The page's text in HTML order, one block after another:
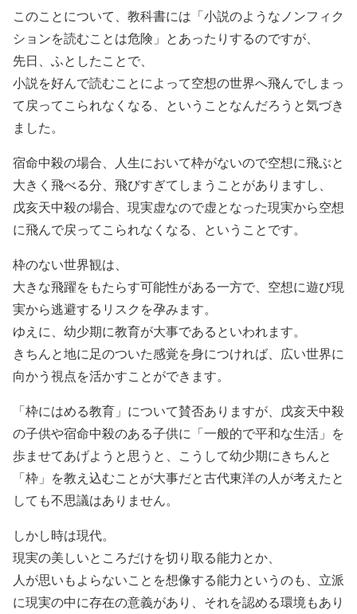
このことについて、教科書には「小説のようなノンフィク
ションを読むことは危険」とあったりするのですが、
先日、ふとしたことで、
小説を好んで読むことによって空想の世界へ飛んでしまっ
て戻ってこられなくなる、ということなんだろうと気づき
ました。
宿命中殺の場合、人生において枠がないので空想に飛ぶと
大きく飛べる分、飛びすぎてしまうことがありますし、
戊亥天中殺の場合、現実虚なので虚となった現実から空想
に飛んで戻ってこられなくなる、ということです。
枠のない世界観は、
大きな飛躍をもたらす可能性がある一方で、空想に遊び現
実から逃避するリスクを孕みます。
ゆえに、幼少期に教育が大事であるといわれます。
きちんと地に足のついた感覚を身につければ、広い世界に
向かう視点を活かすことができます。
「枠にはめる教育」について賛否ありますが、戊亥天中殺
の子供や宿命中殺のある子供に「一般的で平和な生活」を
歩ませてあげようと思うと、こうして幼少期にきちんと
「枠」を教え込むことが大事だと古代東洋の人が考えたと
しても不思議はありません。
しかし時は現代。
現実の美しいところだけを切り取る能力とか、
人が思いもよらないことを想像する能力というのも、立派
に現実の中に存在の意義があり、それを認める環境もあり